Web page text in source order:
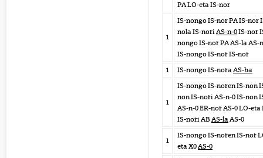
PA LO-eta IS-nor
1
IS-nongo IS-nor PA IS-nor
nola IS-noriAS-n-0IS-nor
nongo IS-nor PA AS-la AS-
IS-nongo IS-nor IS-nor
1
IS-nongo IS-noraAS-ba
1
IS-nongo IS-noren IS-non
non IS-nori AS-n-0 IS-non
AS-n-0 ER-nor AS-0 LO-eta
IS-nori AB AS-laAS-0
1
IS-nongo IS-noren IS-nor
eta X0AS-0